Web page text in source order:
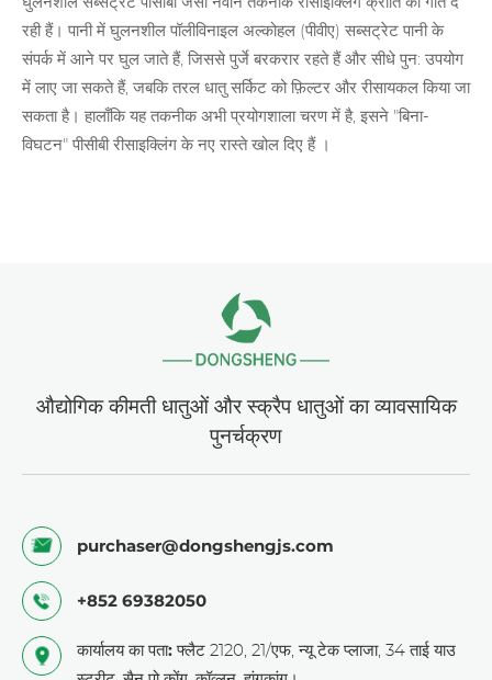
रही हैं। पानी में घुलनशील पॉलीविनाइल अल्कोहल (पीवीए) सब्सट्रेट पानी के
संपर्क में आने पर घुल जाते हैं, जिससे पुर्जे बरकरार रहते हैं और सीधे पुन: उपयोग
में लाए जा सकते हैं, जबकि तरल धातु सर्किट को फ़िल्टर और रीसायकल किया जा
सकता है। हालाँकि यह तकनीक अभी प्रयोगशाला चरण में है, इसने "बिना-
विघटन" पीसीबी रीसाइक्लिंग के नए रास्ते खोल दिए हैं ।
औद्योगिक कीमती धातुओं और स्क्रैप धातुओं का व्यावसायिक
पुनर्चक्रण
purchaser@dongshengjs.com
+852 69382050
कार्यालय का पता: फ्लैट 2120, 21/एफ, न्यू टेक प्लाजा, 34 ताई याउ